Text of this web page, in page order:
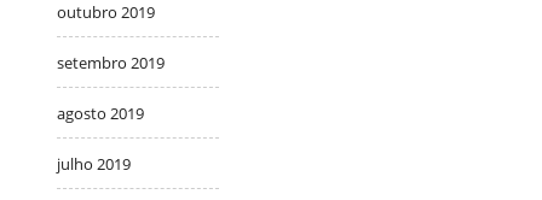
outubro 2019
setembro 2019
agosto 2019
julho 2019